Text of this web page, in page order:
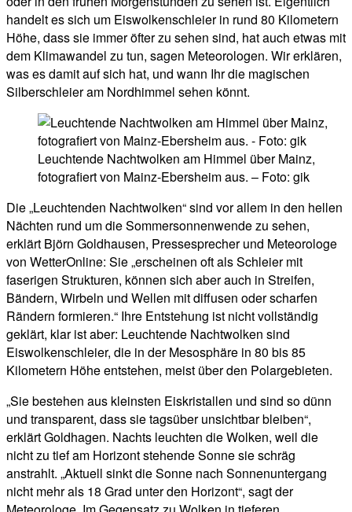
handelt es sich um Eiswolkenschleier in rund 80 Kilometern
Höhe, dass sie immer öfter zu sehen sind, hat auch etwas mit
dem Klimawandel zu tun, sagen Meteorologen. Wir erklären,
was es damit auf sich hat, und wann Ihr die magischen
Silberschleier am Nordhimmel sehen könnt.
Leuchtende Nachtwolken am Himmel über Mainz,
fotografiert von Mainz-Ebersheim aus. – Foto: gik
Die „Leuchtenden Nachtwolken“ sind vor allem in den hellen
Nächten rund um die Sommersonnenwende zu sehen,
erklärt Björn Goldhausen, Pressesprecher und Meteorologe
von WetterOnline: Sie „erscheinen oft als Schleier mit
faserigen Strukturen, können sich aber auch in Streifen,
Bändern, Wirbeln und Wellen mit diffusen oder scharfen
Rändern formieren.“ Ihre Entstehung ist nicht vollständig
geklärt, klar ist aber: Leuchtende Nachtwolken sind
Eiswolkenschleier, die in der Mesosphäre in 80 bis 85
Kilometern Höhe entstehen, meist über den Polargebieten.
„Sie bestehen aus kleinsten Eiskristallen und sind so dünn
und transparent, dass sie tagsüber unsichtbar bleiben“,
erklärt Goldhagen. Nachts leuchten die Wolken, weil die
nicht zu tief am Horizont stehende Sonne sie schräg
anstrahlt. „Aktuell sinkt die Sonne nach Sonnenuntergang
nicht mehr als 18 Grad unter den Horizont“, sagt der